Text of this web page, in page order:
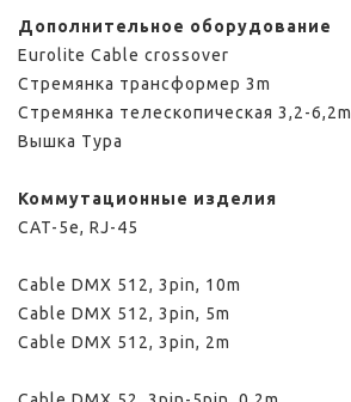
Дополнительное оборудование
Eurolite Cable crossover
Стремянка трансформер 3m
Стремянка телескопическая 3,2-6,2m
Вышка Тура
Коммутационные изделия
CAT-5e, RJ-45
Cable DMX 512, 3pin, 10m
Cable DMX 512, 3pin, 5m
Cable DMX 512, 3pin, 2m